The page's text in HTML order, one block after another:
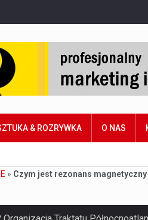
& ROZRYWKA O NAS
» Czym jest rezonans